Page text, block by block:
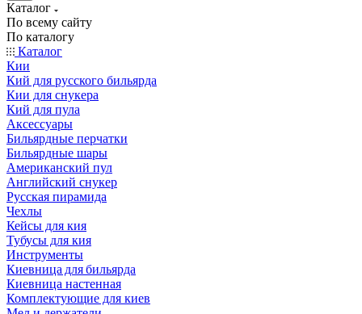
Каталог
По всему сайту
По каталогу
Каталог
Кии
Кий для русского бильярда
Кии для снукера
Кий для пула
Аксессуары
Бильярдные перчатки
Бильярдные шары
Американский пул
Английский снукер
Русская пирамида
Чехлы
Кейсы для кия
Тубусы для кия
Инструменты
Киевница для бильярда
Киевница настенная
Комплектующие для киев